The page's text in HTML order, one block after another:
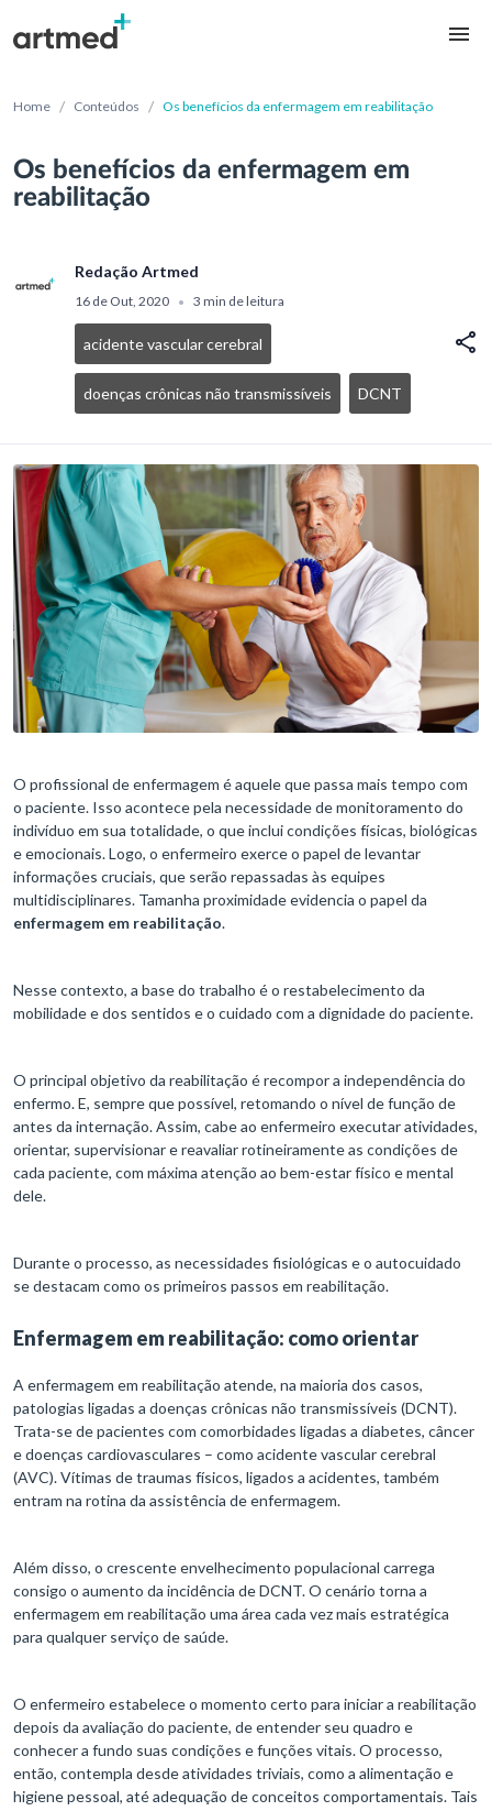
Home / Conteúdos / Os benefícios da enfermagem em reabilitação
Os benefícios da enfermagem em
reabilitação
Redação Artmed
16 de Out, 2020 • 3 min de leitura
acidente vascular cerebral
doenças crônicas não transmissíveis DCNT
O profissional de enfermagem é aquele que passa mais tempo com
o paciente. Isso acontece pela necessidade de monitoramento do
indivíduo em sua totalidade, o que inclui condições físicas, biológicas
e emocionais. Logo, o enfermeiro exerce o papel de levantar
informações cruciais, que serão repassadas às equipes
multidisciplinares. Tamanha proximidade evidencia o papel da
enfermagem em reabilitação.
Nesse contexto, a base do trabalho é o restabelecimento da
mobilidade e dos sentidos e o cuidado com a dignidade do paciente.
O principal objetivo da reabilitação é recompor a independência do
enfermo. E, sempre que possível, retomando o nível de função de
antes da internação. Assim, cabe ao enfermeiro executar atividades,
orientar, supervisionar e reavaliar rotineiramente as condições de
cada paciente, com máxima atenção ao bem-estar físico e mental
dele.
Durante o processo, as necessidades fisiológicas e o autocuidado
se destacam como os primeiros passos em reabilitação.
Enfermagem em reabilitação: como orientar
A enfermagem em reabilitação atende, na maioria dos casos,
patologias ligadas a doenças crônicas não transmissíveis (DCNT).
Trata-se de pacientes com comorbidades ligadas a diabetes, câncer
e doenças cardiovasculares – como acidente vascular cerebral
(AVC). Vítimas de traumas físicos, ligados a acidentes, também
entram na rotina da assistência de enfermagem.
Além disso, o crescente envelhecimento populacional carrega
consigo o aumento da incidência de DCNT. O cenário torna a
enfermagem em reabilitação uma área cada vez mais estratégica
para qualquer serviço de saúde.
O enfermeiro estabelece o momento certo para iniciar a reabilitação
depois da avaliação do paciente, de entender seu quadro e
conhecer a fundo suas condições e funções vitais. O processo,
então, contempla desde atividades triviais, como a alimentação e
higiene pessoal, até adequação de conceitos comportamentais. Tais